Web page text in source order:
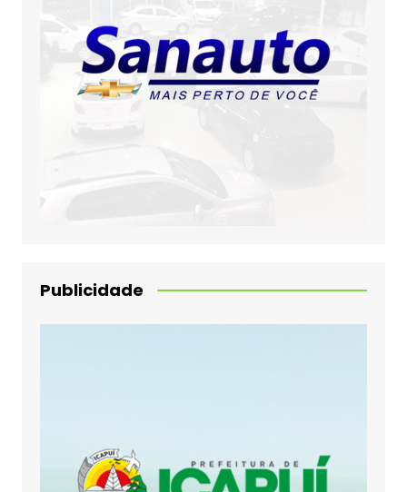
Publicidade